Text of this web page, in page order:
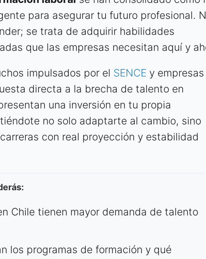
para asegurar tu futuro profesional.
se trata de adquirir habilidades
que las empresas necesitan aquí y
impulsados por el SENCE y empresas
directa a la brecha de talento en
una inversión en tu propia
no solo adaptarte al cambio, sino
con real proyección y estabilidad
Chile tienen mayor demanda de talento
los programas de formación y qué